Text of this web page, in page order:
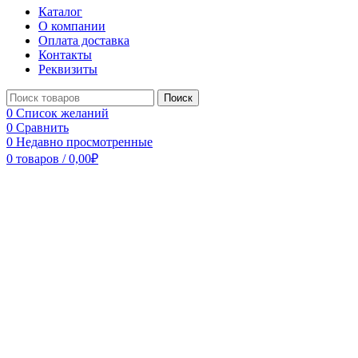
Каталог
О компании
Оплата доставка
Контакты
Реквизиты
Поиск
0 Список желаний
0 Сравнить
0 Недавно просмотренные
0 товаров / 0,00₽